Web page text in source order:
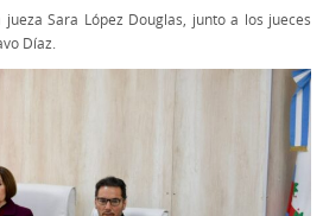
Sara López Douglas, junto a los jueces
Díaz.